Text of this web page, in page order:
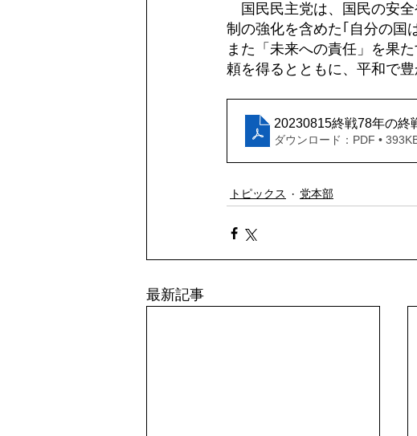
国民民主党は、国民の安全
制の強化を含めた｢自分の国
また「未来への責任」を果
頼を得るとともに、平和で
20230815終戦78年の終
ダウンロード：PDF •
トピックス 党本部
最新記事